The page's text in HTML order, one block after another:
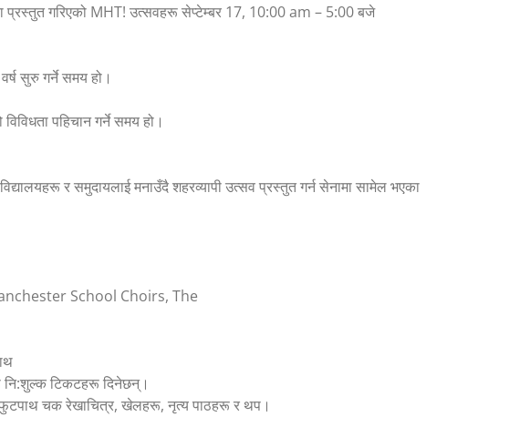
प्रस्तुत गरिएको MHT! उत्सवहरू सेप्टेम्बर 17, 10:00 am – 5:00 बजे
सुरु गर्ने समय हो।
पहिचान गर्ने समय हो।
र समुदायलाई मनाउँदै शहरव्यापी उत्सव प्रस्तुत गर्न सेनामा सामेल भएका
School Choirs, The
नि:शुल्क टिकटहरू दिनेछन्।
फुटपाथ चक रेखाचित्र, खेलहरू, नृत्य पाठहरू र थप।